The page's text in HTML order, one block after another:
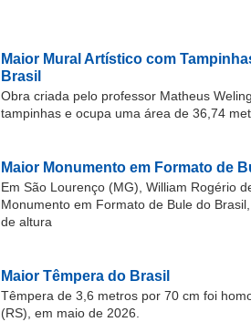
Maior Mural Artístico com
Brasil
Obra criada pelo professor Matheus
tampinhas e ocupa uma área de 36,74
Maior Monumento em Formato de
Em São Lourenço (MG), William Rogério
Monumento em Formato de Bule do
de altura
Maior Têmpera do Brasil
Têmpera de 3,6 metros por 70 cm foi
(RS), em maio de 2026.